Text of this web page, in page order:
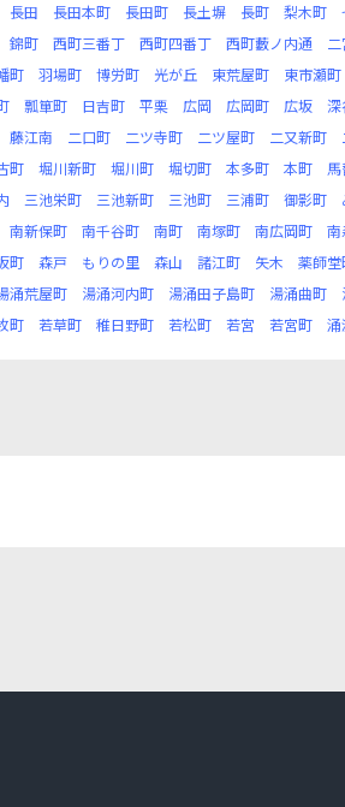
長田 長田本町 長田町 長土塀 長町 梨木町
錦町 西町三番丁 西町四番丁 西町藪ノ内通
町 羽場町 博労町 光が丘 東荒屋町 東市瀬町
瓢箪町 日吉町 平栗 広岡 広岡町 広坂
藤江南 二口町 二ツ寺町 二ツ屋町 二又新町
町 堀川新町 堀川町 堀切町 本多町 本町
三池栄町 三池新町 三池町 三浦町 御影町
南新保町 南千谷町 南町 南塚町 南広岡町 南
町 森戸 もりの里 森山 諸江町 矢木 薬師堂
涌荒屋町 湯涌河内町 湯涌田子島町 湯涌曲町
町 若草町 稚日野町 若松町 若宮 若宮町 涌